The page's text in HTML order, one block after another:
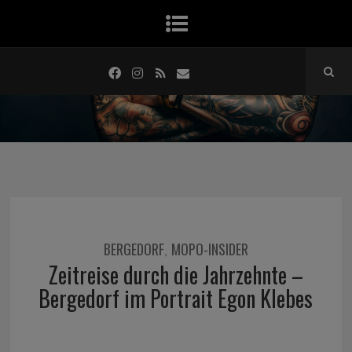
BERGEDORF, MOPO-INSIDER
Zeitreise durch die Jahrzehnte –
Bergedorf im Portrait Egon Klebes